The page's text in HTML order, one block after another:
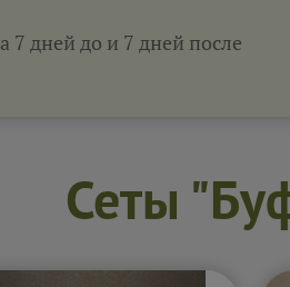
7 дней до и 7 дней после
Сеты